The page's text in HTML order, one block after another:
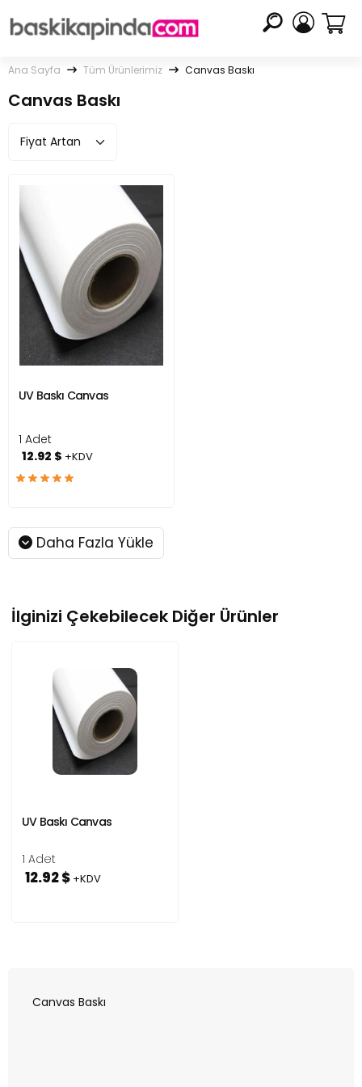
Ana Sayfa Tüm Ürünlerimiz Canvas Baskı
Canvas Baskı
UV Baskı Canvas
1 Adet
12.92 $ +KDV
Daha Fazla Yükle
İlginizi Çekebilecek Diğer Ürünler
UV Baskı Canvas
1 Adet
12.92 $ +KDV
Canvas Baskı